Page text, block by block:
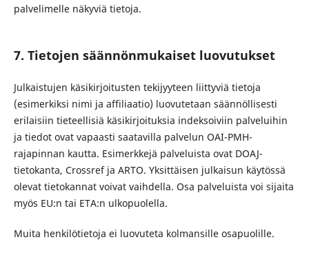
palvelimelle näkyviä tietoja.
7. Tietojen säännönmukaiset luovutukset
Julkaistujen käsikirjoitusten tekijyyteen liittyviä tietoja
(esimerkiksi nimi ja affiliaatio) luovutetaan säännöllisesti
erilaisiin tieteellisiä käsikirjoituksia indeksoiviin palveluihin
ja tiedot ovat vapaasti saatavilla palvelun OAI-PMH-
rajapinnan kautta. Esimerkkejä palveluista ovat DOAJ-
tietokanta, Crossref ja ARTO. Yksittäisen julkaisun käytössä
olevat tietokannat voivat vaihdella. Osa palveluista voi sijaita
myös EU:n tai ETA:n ulkopuolella.
Muita henkilötietoja ei luovuteta kolmansille osapuolille.